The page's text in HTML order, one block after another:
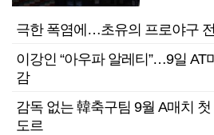
극한 폭염에…초유의 프로야구
이강인 “아우파 알레티”…9일 AT
감
감독 없는 韓축구팀 9월 A매치
도르